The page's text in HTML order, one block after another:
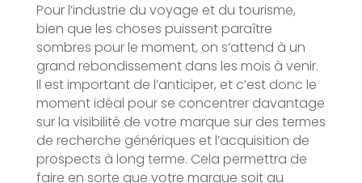
Pour l’industrie du voyage et du tourisme,
bien que les choses puissent paraître
sombres pour le moment, on s’attend à un
grand rebondissement dans les mois à venir.
Il est important de l’anticiper, et c’est donc le
moment idéal pour se concentrer davantage
sur la visibilité de votre marque sur des termes
de recherche génériques et l’acquisition de
prospects à long terme. Cela permettra de
faire en sorte que votre marque soit au